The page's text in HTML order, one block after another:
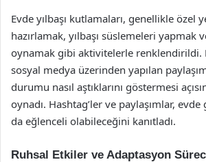
Evde yılbaşı kutlamaları, genellikle özel
hazırlamak, yılbaşı süslemeleri yapmak
oynamak gibi aktivitelerle renklendirildi.
sosyal medya üzerinden yapılan
durumu nasıl aştıklarını göstermesi
oynadı. Hashtag’ler ve paylaşımlar, evde
da eğlenceli olabileceğini kanıtladı.
Ruhsal Etkiler ve Adaptasyon